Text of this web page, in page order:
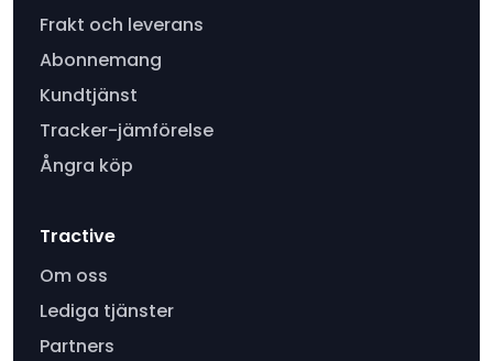
Frakt och leverans
Abonnemang
Kundtjänst
Tracker-jämförelse
Ångra köp
Tractive
Om oss
Lediga tjänster
Partners